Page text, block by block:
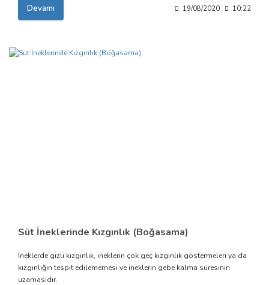
Devamı 19/08/2020 10:22
Süt İneklerinde Kızgınlık (Boğasama)
İneklerde gizli kızgınlık, ineklerin çok geç kızgınlık göstermeleri ya da
kızgınlığın tespit edilememesi ve ineklerin gebe kalma süresinin
uzamasıdır.